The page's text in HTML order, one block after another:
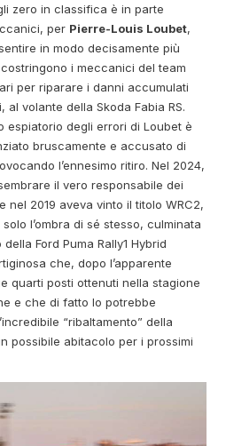
zero in classifica è in parte
per Pierre-Louis Loubet,
in modo decisamente più
i meccanici del team
per riparare i danni accumulati
volante della Skoda Fabia RS.
espiatorio degli errori di Loubet è
bruscamente e accusato di
l’ennesimo ritiro. Nel 2024,
il vero responsabile dei
2019 aveva vinto il titolo WRC2,
l’ombra di sé stesso, culminata
Ford Puma Rally1 Hybrid
che, dopo l’apparente
quarti posti ottenuti nella stagione
e che di fatto lo potrebbe
“ribaltamento” della
possibile abitacolo per i prossimi